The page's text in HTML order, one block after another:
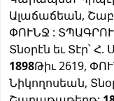
Ալաճաճեան,
ՓՈՒՆՋ :
Տնօրէն եւ Տէր՝
1898Թիւ 2619,
Նիկողոսեան,